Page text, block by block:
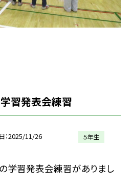
習発表会練習
2025/11/26 ５年生
学習発表会練習がありまし